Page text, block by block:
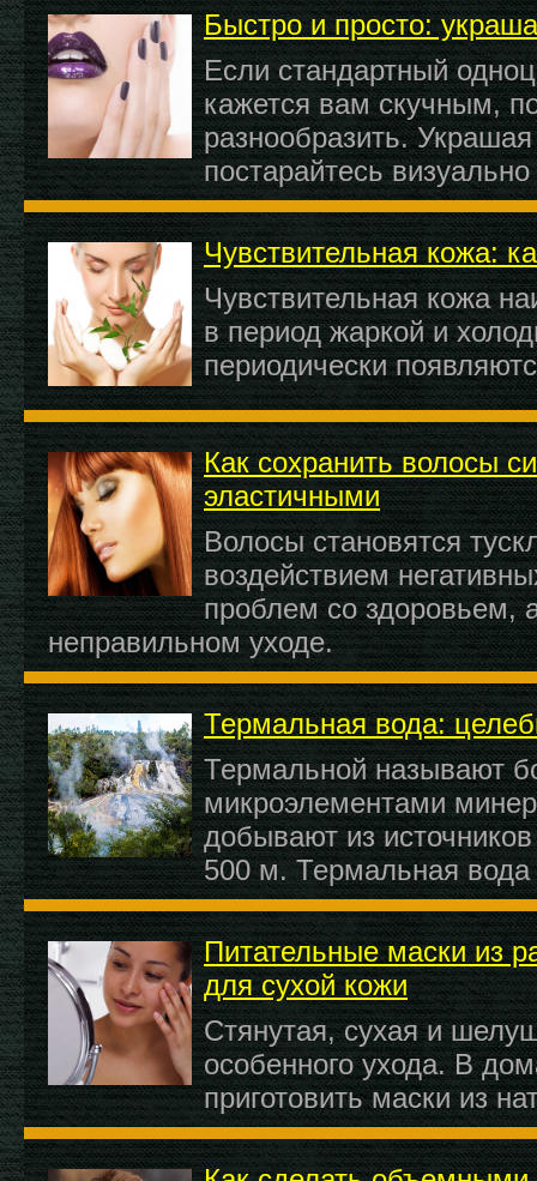
Быстро и просто:
Если стандартный
кажется вам скучным,
разнообразить. Украшая
постарайтесь визуально
Чувствительная кожа:
Чувствительная кожа
в период жаркой и
периодически
Как сохранить волосы
эластичными
Волосы становятся
воздействием
проблем со здоровьем,
неправильном уходе.
Термальная вода:
Термальной называют
микроэлементами
добывают из
500 м. Термальная вода
Питательные маски из
для сухой кожи
Стянутая, сухая и
особенного ухода. В
приготовить маски из